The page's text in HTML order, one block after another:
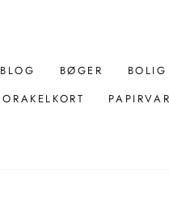
BLOG BØGER BOLIG
ORAKELKORT